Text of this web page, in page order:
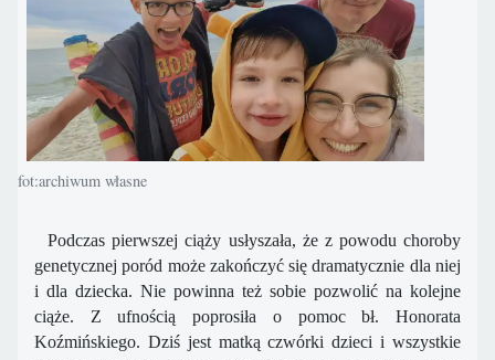
fot:archiwum własne
Podczas pierwszej ciąży usłyszała, że z powodu choroby
genetycznej poród może zakończyć się dramatycznie dla niej
i dla dziecka. Nie powinna też sobie pozwolić na kolejne
ciąże. Z ufnością poprosiła o pomoc bł. Honorata
Koźmińskiego. Dziś jest matką czwórki dzieci i wszystkie